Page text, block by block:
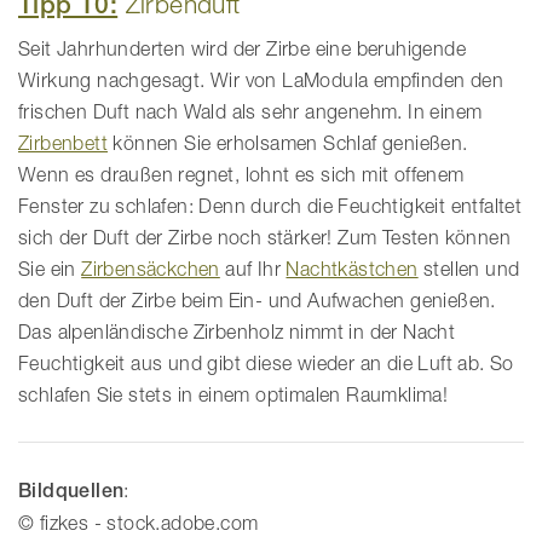
Seit Jahrhunderten wird der Zirbe eine beruhigende
Wirkung nachgesagt. Wir von LaModula empfinden den
frischen Duft nach Wald als sehr angenehm. In einem
Zirbenbett können Sie erholsamen Schlaf genießen.
Wenn es draußen regnet, lohnt es sich mit offenem
Fenster zu schlafen: Denn durch die Feuchtigkeit entfaltet
sich der Duft der Zirbe noch stärker! Zum Testen können
Sie ein Zirbensäckchen auf Ihr Nachtkästchen stellen und
den Duft der Zirbe beim Ein- und Aufwachen genießen.
Das alpenländische Zirbenholz nimmt in der Nacht
Feuchtigkeit aus und gibt diese wieder an die Luft ab. So
schlafen Sie stets in einem optimalen Raumklima!
Bildquellen:
© fizkes - stock.adobe.com